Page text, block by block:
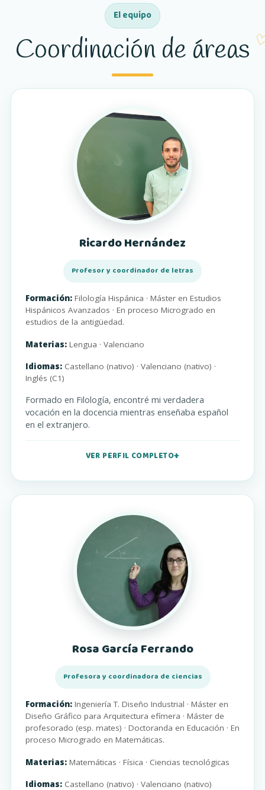
El equipo
Coordinación de áreas
Ricardo Hernández
Profesor y coordinador de letras
Formación: Filología Hispánica · Máster en Estudios
Hispánicos Avanzados · En proceso Microgrado en
estudios de la antigüedad.
Materias: Lengua · Valenciano
Idiomas: Castellano (nativo) · Valenciano (nativo) ·
Inglés (C1)
Formado en Filología, encontré mi verdadera
vocación en la docencia mientras enseñaba español
en el extranjero.
VER PERFIL COMPLETO
Rosa García Ferrando
Profesora y coordinadora de ciencias
Formación: Ingeniería T. Diseño Industrial · Máster en
Diseño Gráfico para Arquitectura efímera · Máster de
profesorado (esp. mates) · Doctoranda en Educación · En
proceso Microgrado en Matemáticas.
Materias: Matemáticas · Física · Ciencias tecnológicas
Idiomas: Castellano (nativo) · Valenciano (nativo)